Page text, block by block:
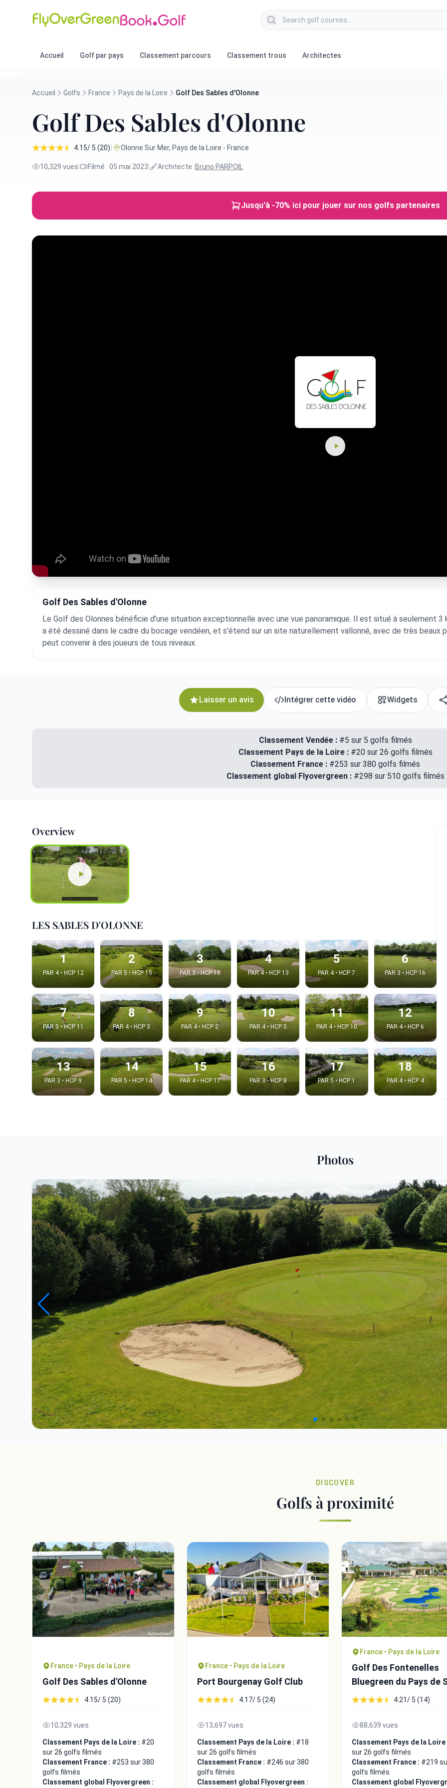
Search golf courses
Accueil Golf par pays Classement parcours Classement trous Architectes
Accueil Golfs France Pays de la Loire Golf Des Sables d'Olonne
Golf Des Sables d'Olonne
4.15/ 5 (20)| Olonne Sur Mer, Pays de la Loire - France
10,329 vues Filmé : 05 mai 2023 Architecte :Bruno PARPOIL
Jusqu'à -70% ici pour jouer sur nos golfs partenaires
Golf Des Sables d'Olonne
Le Golf des Olonnes bénéficie d'une situation exceptionnelle avec une vue panoramique. Il est situé à seulement
a été dessiné dans le cadre du bocage vendéen, et s'étend sur un site naturellement vallonné, avec de très beaux
peut convenir à des joueurs de tous niveaux.
Laisser un avis Intégrer cette vidéo Widgets
Classement Vendée :#5 sur 5 golfs filmés
Classement Pays de la Loire : #20 sur 26 golfs filmés
Classement France : #253 sur 380 golfs filmés
Classement global Flyovergreen : #298 sur 510 golfs filmés
Overview
LES SABLES D'OLONNE
1
PAR 4 • HCP 12
2
PAR 5 • HCP 15
3
PAR 3 • HCP 18
4
PAR 4 • HCP 13
5
PAR 4 • HCP 7
6
PAR 3 • HCP 16
7
PAR 5 • HCP 11
8
PAR 4 • HCP 3
9
PAR 4 • HCP 2
10
PAR 4 • HCP 5
11
PAR 4 • HCP 10
12
PAR 4 • HCP 6
13
PAR 3 • HCP 9
14
PAR 5 • HCP 14
15
PAR 4 • HCP 17
16
PAR 3 • HCP 8
17
PAR 5 • HCP 1
18
PAR 4 • HCP 4
Photos
DISCOVER
Golfs à proximité
France • Pays de la Loire
Golf Des Sables d'Olonne
4.15/ 5 (20)
10,329 vues
Classement Pays de la Loire : #20
sur 26 golfs filmés
Classement France : #253 sur 380
golfs filmés
Classement global Flyovergreen :
France • Pays de la Loire
Port Bourgenay Golf Club
4.17/ 5 (24)
13,697 vues
Classement Pays de la Loire : #18
sur 26 golfs filmés
Classement France : #246 sur 380
golfs filmés
Classement global Flyovergreen :
France • Pays de la Loire
Golf Des Fontenelles
Bluegreen du Pays de
Gilles Croix de Vie
4.21/ 5 (14)
88,639 vues
Classement Pays de la Loire
sur 26 golfs filmés
Classement France : #219
golfs filmés
Classement global
Intégrer la video
Choix de la vidéo: